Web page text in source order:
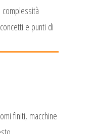
e punti di
finiti, macchine